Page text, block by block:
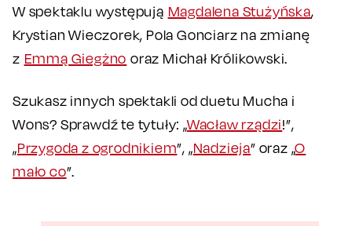
W spektaklu występują Magdalena Stużyńska,
Krystian Wieczorek, Pola Gonciarz na zmianę
z Emmą Giegżno oraz Michał Królikowski.
Szukasz innych spektakli od duetu Mucha i
Wons? Sprawdź te tytuły: „Wacław rządzi!”,
„Przygoda z ogrodnikiem”, „Nadzieja” oraz „O
mało co”.